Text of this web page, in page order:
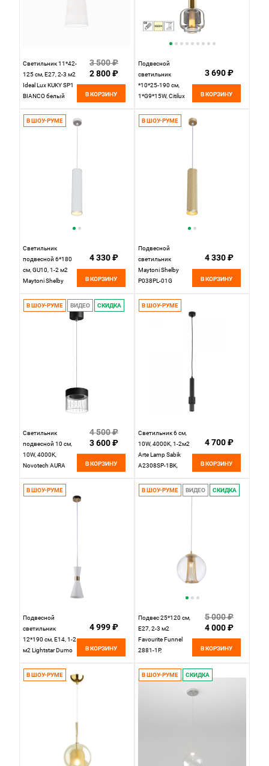
Светильник 11*42-
125 см, Е27, 2-3 м2
Ideal Lux KUKY SP1
BIANCO белый
3 500 ₽
2 800 ₽
В КОРЗИНУ
Подвесной
светильник
*10*25-190 см,
1*G9*15W, Citilux
Золото
3 690 ₽
В КОРЗИНУ
В ШОУ-РУМЕ
Светильник
подвесной 6*180
см, GU10, 1-2 м2
Maytoni Shelby
белый
4 330 ₽
В КОРЗИНУ
В ШОУ-РУМЕ
Подвесной
светильник
Maytoni Shelby
P038PL-01G
4 330 ₽
В КОРЗИНУ
В ШОУ-РУМЕ ВИДЕО СКИДКА
Светильник
подвесной 10 см,
10W, 4000K,
Novotech AURA
4 500 ₽
3 600 ₽
В КОРЗИНУ
В ШОУ-РУМЕ
Светильник 6 см,
10W, 4000K, 1-2м2
Arte Lamp Sabik
A2308SP-1BK,
4 700 ₽
В КОРЗИНУ
В ШОУ-РУМЕ
Подвесной
светильник
12*190 см, Е14, 1-2
м2 Lightstar Dumo
золото
4 999 ₽
В КОРЗИНУ
В ШОУ-РУМЕ ВИДЕО СКИДКА
Подвес 25*120 см,
Е27, 2-3 м2
Favourite Funnel
2881-1P,
каркас золотого
цвета, плафон из
5 000 ₽
4 000 ₽
В КОРЗИНУ
В ШОУ-РУМЕ В ШОУ-РУМЕ СКИДКА